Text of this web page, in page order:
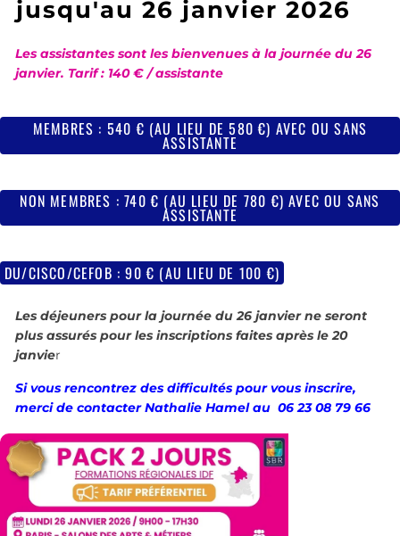
jusqu'au 26 janvier 2026
Les assistantes sont les bienvenues à la journée du 26
janvier. Tarif : 140 € / assistante
MEMBRES : 540 € (AU LIEU DE 580 €) AVEC OU SANS
ASSISTANTE
NON MEMBRES : 740 € (AU LIEU DE 780 €) AVEC OU SANS
ASSISTANTE
DU/CISCO/CEFOB : 90 € (AU LIEU DE 100 €)
Les déjeuners pour la journée du 26 janvier ne seront
plus assurés pour les inscriptions faites après le 20
janvier
Si vous rencontrez des difficultés pour vous inscrire,
merci de contacter Nathalie Hamel au 06 23 08 79 66